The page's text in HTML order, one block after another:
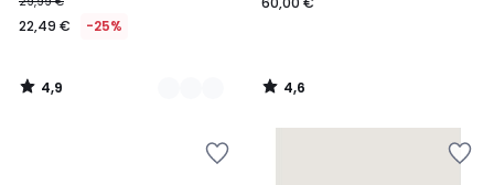
22,49 € -25%
4,9
/
4,6
/